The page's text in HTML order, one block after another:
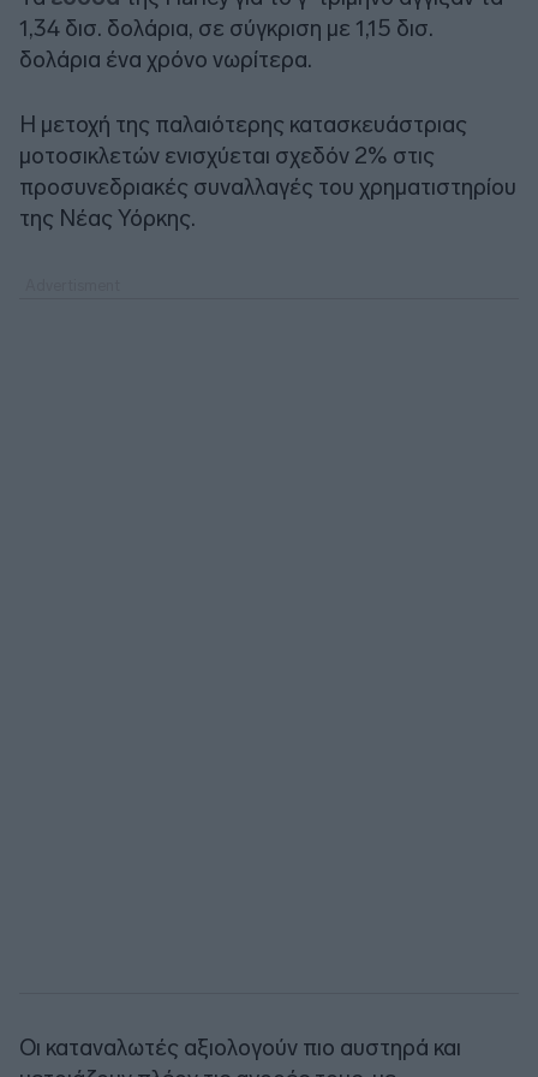
1,34 δισ. δολάρια, σε σύγκριση με 1,15 δισ.
δολάρια ένα χρόνο νωρίτερα.
Η μετοχή της παλαιότερης κατασκευάστριας
μοτοσικλετών ενισχύεται σχεδόν 2% στις
προσυνεδριακές συναλλαγές του χρηματιστηρίου
της Νέας Υόρκης.
Οι καταναλωτές αξιολογούν πιο αυστηρά και